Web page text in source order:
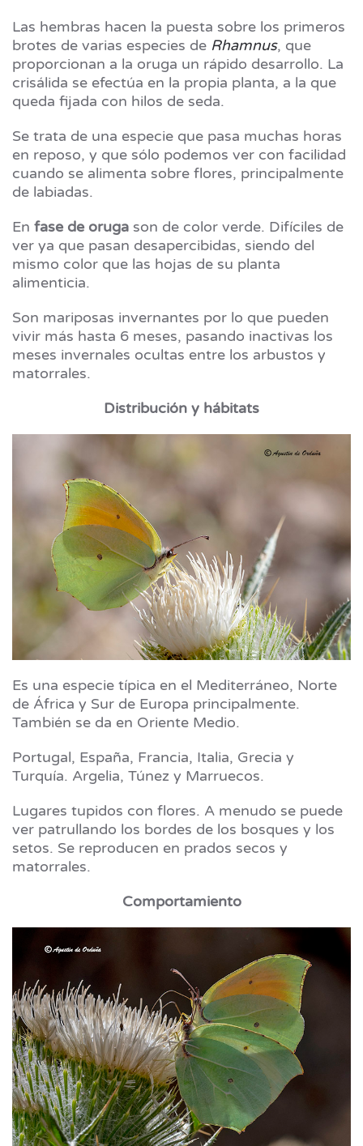
Las hembras hacen la puesta sobre los primeros
brotes de varias especies de Rhamnus, que
proporcionan a la oruga un rápido desarrollo. La
crisálida se efectúa en la propia planta, a la que
queda fijada con hilos de seda.
Se trata de una especie que pasa muchas horas
en reposo, y que sólo podemos ver con facilidad
cuando se alimenta sobre flores, principalmente
de labiadas.
En fase de oruga son de color verde. Difíciles de
ver ya que pasan desapercibidas, siendo del
mismo color que las hojas de su planta
alimenticia.
Son mariposas invernantes por lo que pueden
vivir más hasta 6 meses, pasando inactivas los
meses invernales ocultas entre los arbustos y
matorrales.
Distribución y hábitats
Es una especie típica en el Mediterráneo, Norte
de África y Sur de Europa principalmente.
También se da en Oriente Medio.
Portugal, España, Francia, Italia, Grecia y
Turquía. Argelia, Túnez y Marruecos.
Lugares tupidos con flores. A menudo se puede
ver patrullando los bordes de los bosques y los
setos. Se reproducen en prados secos y
matorrales.
Comportamiento